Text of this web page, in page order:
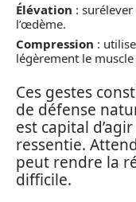
Élévation :
l’œdème.
Compression :
légèrement le
Ces gestes
de défense
est capital
ressentie.
peut rendre la
difficile.